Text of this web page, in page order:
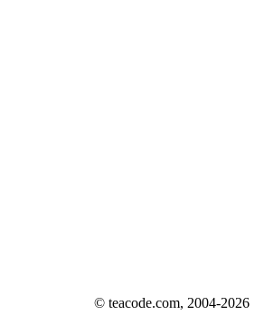
© teacode.com, 2004-2026